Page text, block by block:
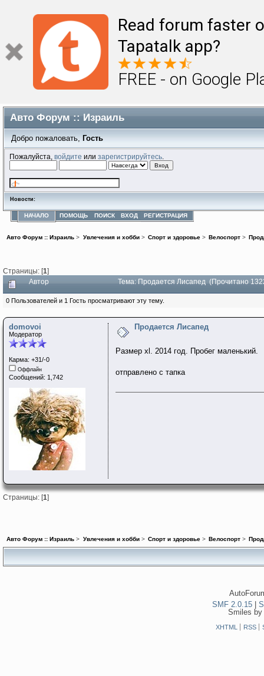
Read forum faster
Tapatalk app?
FREE - on Google
Авто Форум :: Израиль
Добро пожаловать, Гость
Пожалуйста,войдите илизарегистрируйтесь
Новости:
НАЧАЛО ПОМОЩЬ ПОИСК ВХОД РЕГИСТРАЦИЯ
Авто Форум :: Израиль > Увлечения и хобби> Спорт и здоровье> Велоспорт>
Страницы: [1]
Автор Тема: Продается Лисапед (Прочитано
0 Пользователей и 1 Гость просматривают эту тему.
domovoi
Модератор
Карма: +31/-0
Оффлайн
Сообщений: 1,742
Продается Лисапед
Размер xl. 2014 год. Пробег маленький.
отправлено с тапка
Страницы: [1]
Авто Форум :: Израиль > Увлечения и хобби> Спорт и здоровье> Велоспорт>
SMF 2.0.15 |
Smiles
XHTML RSS